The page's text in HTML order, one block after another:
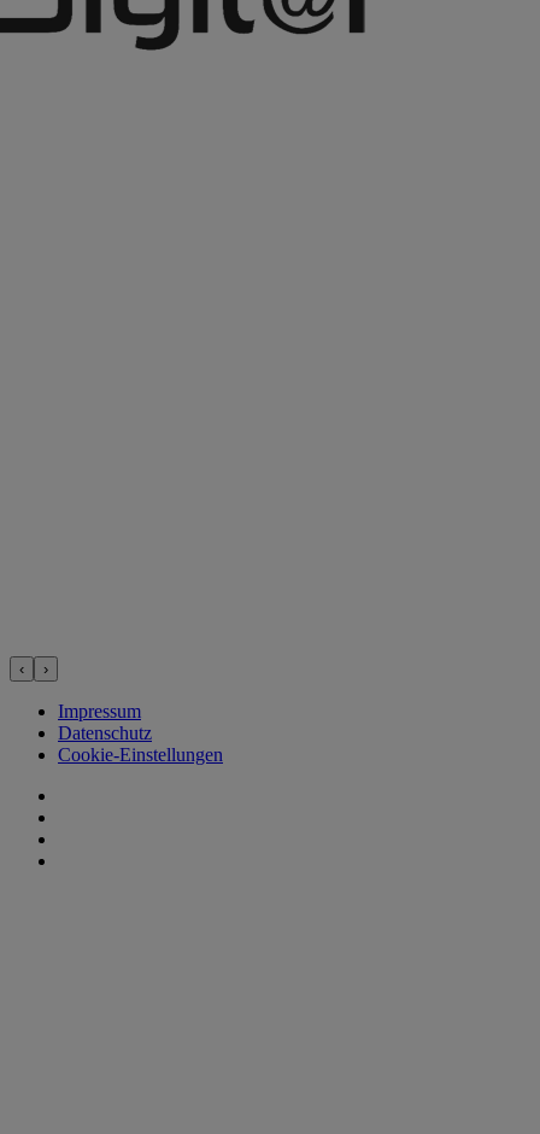
‹ ›
Impressum
Datenschutz
Cookie-Einstellungen